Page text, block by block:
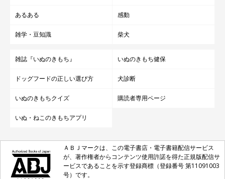
あるある 感動
雑学・豆知識 柴犬
雑誌『いぬのきもち』 いぬのきもち健保
ドッグフードの正しい選び方 犬診断
いぬのきもちクイズ 購読者専用ページ
いぬ・ねこのきもちアプリ
ＡＢＪマークは、この電子書店・電子書籍配信サービス
が、著作権者からコンテンツ使用許諾を得た正規版配信サ
ービスであることを示す登録商標（登録番号 第11091003
号）です。